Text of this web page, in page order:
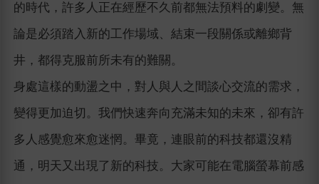
的時代，許多人正在經歷不久前都無法預料的劇變。無
論是必須踏入新的工作場域、結束一段關係或離鄉背
井，都得克服前所未有的難關。
身處這樣的動盪之中，對人與人之間談心交流的需求，
變得更加迫切。我們快速奔向充滿未知的未來，卻有許
多人感覺愈來愈迷惘。畢竟，連眼前的科技都還沒精
通，明天又出現了新的科技。大家可能在電腦螢幕前感